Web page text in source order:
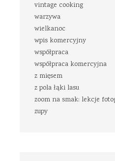
vintage cooking
warzywa
wielkanoc
wpis komercyjny
współpraca
współpraca komercyjna
z mięsem
z pola łąki lasu
zoom na smak: lekcje
zupy